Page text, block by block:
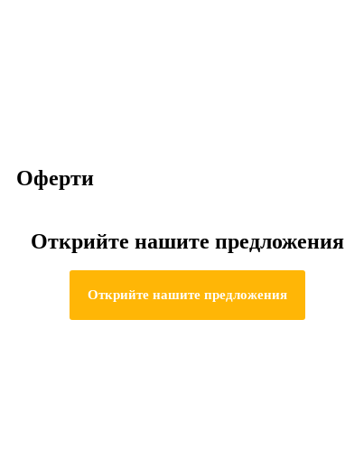
Οферти
Открийте нашите предложения
Открийте нашите предложения